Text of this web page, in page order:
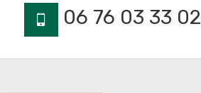
06 76 03 33 02